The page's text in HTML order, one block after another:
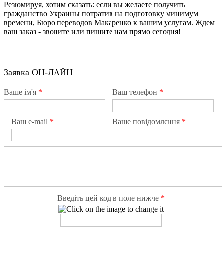
Резюмируя, хотим сказать: если вы желаете получить
гражданство Украины потратив на подготовку минимум
времени, Бюро переводов Макаренко к вашим услугам. Ждем
ваш заказ - звоните или пишите нам прямо сегодня!
Заявка ОН-ЛАЙН
Ваше ім'я * Ваш телефон *
Ваш e-mail * Ваше повідомлення *
Введіть цей код в поле нижче *